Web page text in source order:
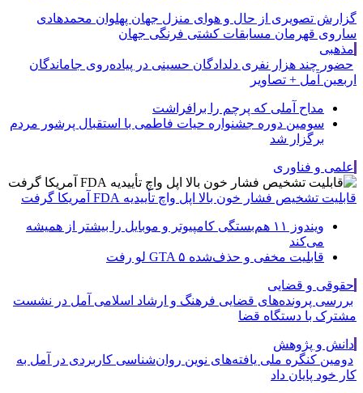
گزارش تصویری از حال و هوای منزل جهان پهلوان محمدهادی
ساروی قهرمان مسابقات کشتی فرنگی جهان
مذهبی
حضور چند هزار نفری دلدادگان حسینی در پیاده‌روی جاماندگان
اربعین آمل + تصاویر
مداح آملی که پرچم را برافراشت
سومین دوره جشنواره حیات فاطمی با استقبال پرشور مردم
برگزار شد
علمی و فناوری
قابلیت تشخیص فشار خون بالا اپل واچ تأییدیه FDA آمریکا گرفت
ویندوز ۱۱ هم‌بستگی کامپیوتر و موبایل را بیشتر از همیشه
می‌کند
قابلیت مخفی و حذف‌شده GTA ۵ لو رفت
حقوقی و قضایی
بررسی پرونده‌های قضایی فرهنگ و ارشاد اسلامی آمل در نشست
مشترک با دستگاه قضا
دانش و پژوهش
دومین کنگره ملی یافته‌های نوین روان‌شناسی کاربردی در آمل به
کار خود پایان داد